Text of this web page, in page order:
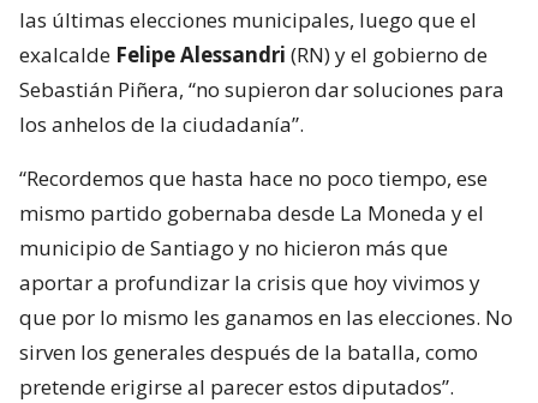
las últimas elecciones municipales, luego que el
exalcalde Felipe Alessandri (RN) y el gobierno de
Sebastián Piñera, “no supieron dar soluciones para
los anhelos de la ciudadanía”.
“Recordemos que hasta hace no poco tiempo, ese
mismo partido gobernaba desde La Moneda y el
municipio de Santiago y no hicieron más que
aportar a profundizar la crisis que hoy vivimos y
que por lo mismo les ganamos en las elecciones. No
sirven los generales después de la batalla, como
pretende erigirse al parecer estos diputados”.